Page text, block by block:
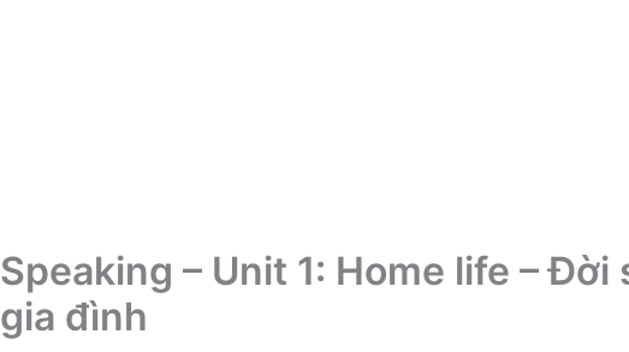
Speaking – Unit 1: Home life – Đời
gia đình